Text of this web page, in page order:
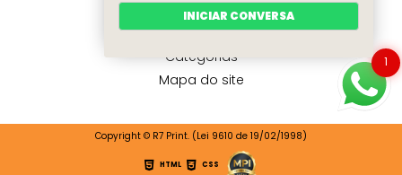
Quem somos
Contato
Categorias
Mapa do site
Copyright © R7 Print. (Lei 9610 de 19/02/1998)
HTML CSS
1
INICIAR CONVERSA